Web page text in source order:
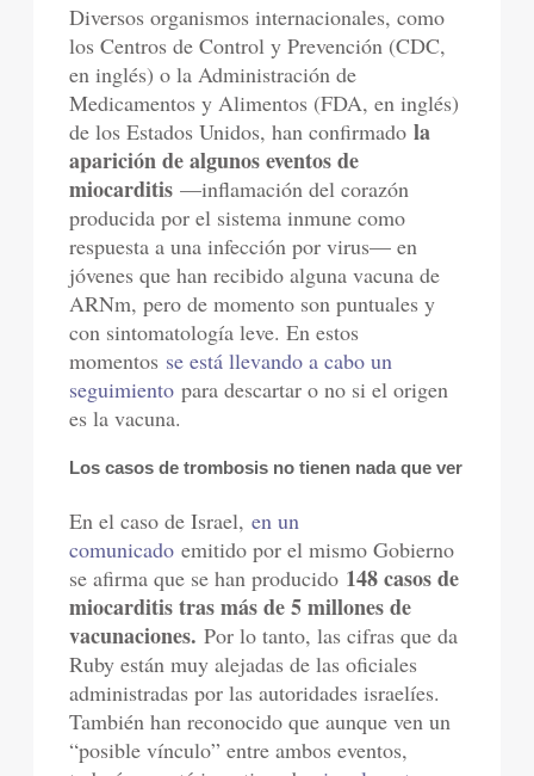
Diversos organismos internacionales, como
los Centros de Control y Prevención (CDC,
en inglés) o la Administración de
Medicamentos y Alimentos (FDA, en inglés)
de los Estados Unidos, han confirmado la
aparición de algunos eventos de
miocarditis —inflamación del corazón
producida por el sistema inmune como
respuesta a una infección por virus— en
jóvenes que han recibido alguna vacuna de
ARNm, pero de momento son puntuales y
con sintomatología leve. En estos
momentos se está llevando a cabo un
seguimiento para descartar o no si el origen
es la vacuna.
Los casos de trombosis no tienen nada que ver
En el caso de Israel,en un
comunicado emitido por el mismo Gobierno
se afirma que se han producido 148 casos de
miocarditis tras más de 5 millones de
vacunaciones. Por lo tanto, las cifras que da
Ruby están muy alejadas de las oficiales
administradas por las autoridades israelíes.
También han reconocido que aunque ven un
“posible vínculo” entre ambos eventos,